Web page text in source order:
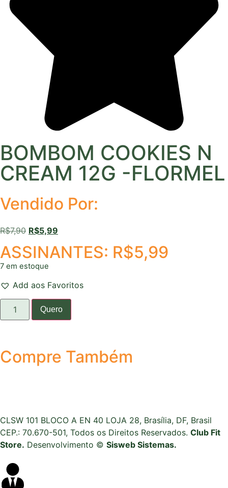
BOMBOM COOKIES N
CREAM 12G -FLORMEL
Vendido Por:
R$7,90 R$5,99
ASSINANTES: R$5,99
7 em estoque
Add aos Favoritos
Quero
Compre Também
CLSW 101 BLOCO A EN 40 LOJA 28, Brasília, DF, Brasil
CEP.: 70.670-501, Todos os Direitos Reservados. Club Fit
Store. Desenvolvimento © Sisweb Sistemas.